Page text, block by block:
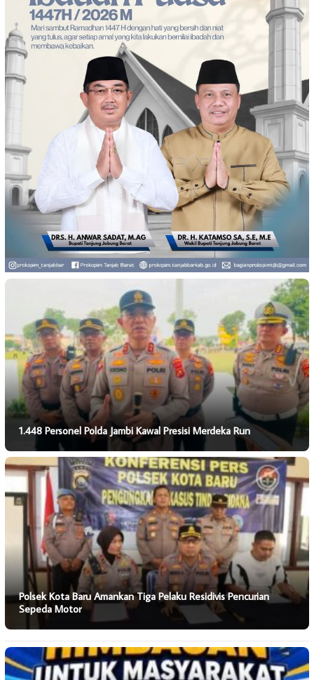
1.448 Personel Polda Jambi Kawal Presisi Merdeka Run
Polsek Kota Baru Amankan Tiga Pelaku Residivis Pencurian
Sepeda Motor